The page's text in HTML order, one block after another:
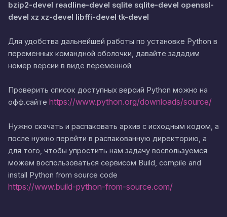
bzip2-devel readline-devel sqlite sqlite-devel openssl-
devel xz xz-devel libffi-devel tk-devel
Для удобства дальнейшей работы по установке Python в
переменных командной оболочки, давайте зададим
номер версии в виде переменной
Проверить список доступных версий Python можно на
офф.сайте https://www.python.org/downloads/source/
Нужно скачать и распаковать архив с исходным кодом, а
после нужно перейти в распакованную директорию, а
для того, чтобы упростить нам задачу воспользуемся
можем воспользоваться сервисом Build, compile and
install Python from source code
https://www.build-python-from-source.com/